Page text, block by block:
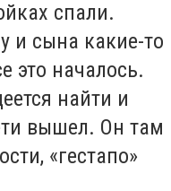
спали.
и сына какие-то
это началось.
найти и
вышел. Он там
«гестапо»